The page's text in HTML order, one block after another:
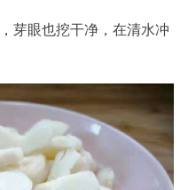
芽眼也挖干净，在清水冲